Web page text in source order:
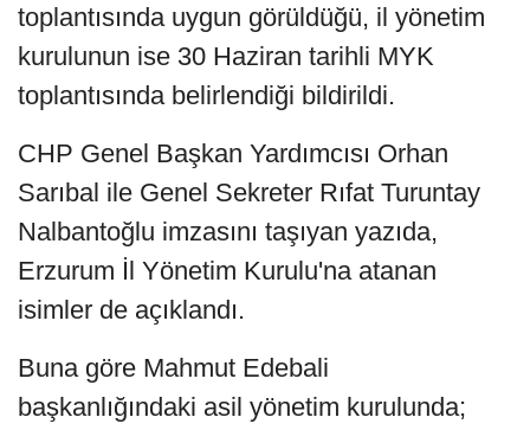
toplantısında uygun görüldüğü, il yönetim
kurulunun ise 30 Haziran tarihli MYK
toplantısında belirlendiği bildirildi.
CHP Genel Başkan Yardımcısı Orhan
Sarıbal ile Genel Sekreter Rıfat Turuntay
Nalbantoğlu imzasını taşıyan yazıda,
Erzurum İl Yönetim Kurulu'na atanan
isimler de açıklandı.
Buna göre Mahmut Edebali
başkanlığındaki asil yönetim kurulunda;